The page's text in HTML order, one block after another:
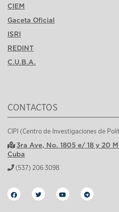
CIEM
Gaceta Oficial
ISRI
REDINT
C.U.B.A.
CONTACTOS
CIPI (Centro de Investigaciones de
3ra Ave, No. 1805 e/ 18 y 20
Cuba
(537) 206 3098